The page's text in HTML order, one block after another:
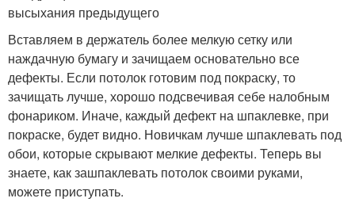
высыхания предыдущего
Вставляем в держатель более мелкую сетку или
наждачную бумагу и зачищаем основательно все
дефекты. Если потолок готовим под покраску, то
зачищать лучше, хорошо подсвечивая себе налобным
фонариком. Иначе, каждый дефект на шпаклевке, при
покраске, будет видно. Новичкам лучше шпаклевать под
обои, которые скрывают мелкие дефекты. Теперь вы
знаете, как зашпаклевать потолок своими руками,
можете приступать.